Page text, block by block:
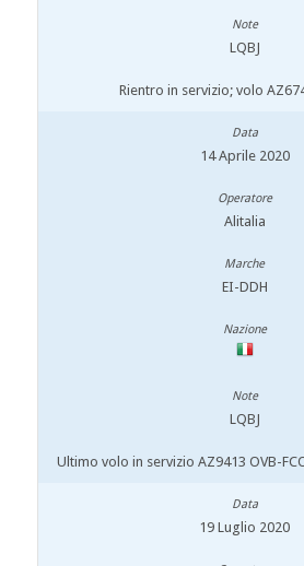
LQBJ
Rientro in servizio; volo
14 Aprile 2020
Alitalia
EI-DDH
LQBJ
Ultimo volo in servizio AZ9413 OVB-
19 Luglio 2020